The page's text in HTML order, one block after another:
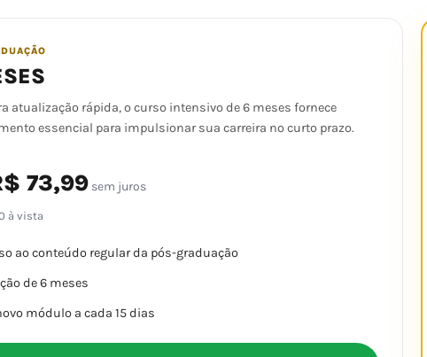
atualização rápida, o curso intensivo de 6 meses fornece
essencial para impulsionar sua carreira no curto prazo.
73,99 sem juros
à vista
ao conteúdo regular da pós-graduação
de 6 meses
módulo a cada 15 dias